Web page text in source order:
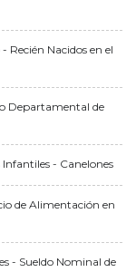
Recién Nacidos en el
Departamental de
- Canelones
de Alimentación en
- Sueldo Nominal de